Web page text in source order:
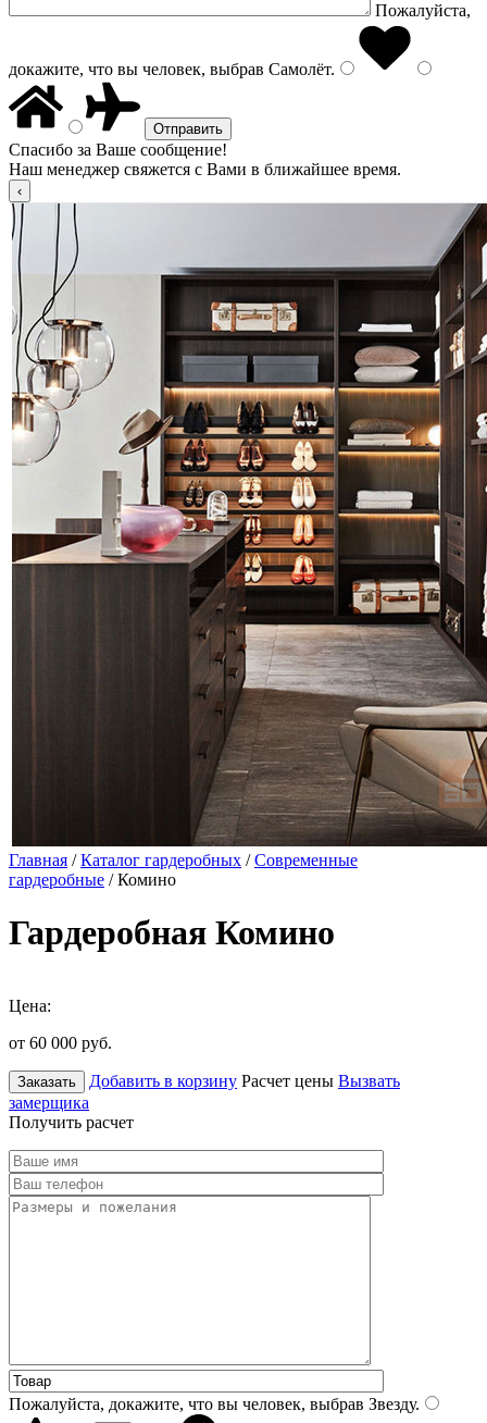
Пожалуйста,
докажите, что вы человек, выбрав Самолёт.
Спасибо за Ваше сообщение!
Наш менеджер свяжется с Вами в ближайшее время.
Главная /Каталог гардеробных /Современные
гардеробные / Комино
Гардеробная Комино
Цена:
от 60 000 руб.
Заказать Добавить в корзину Расчет цены Вызвать
замерщика
Получить расчет
Пожалуйста, докажите, что вы человек, выбрав Звезду.